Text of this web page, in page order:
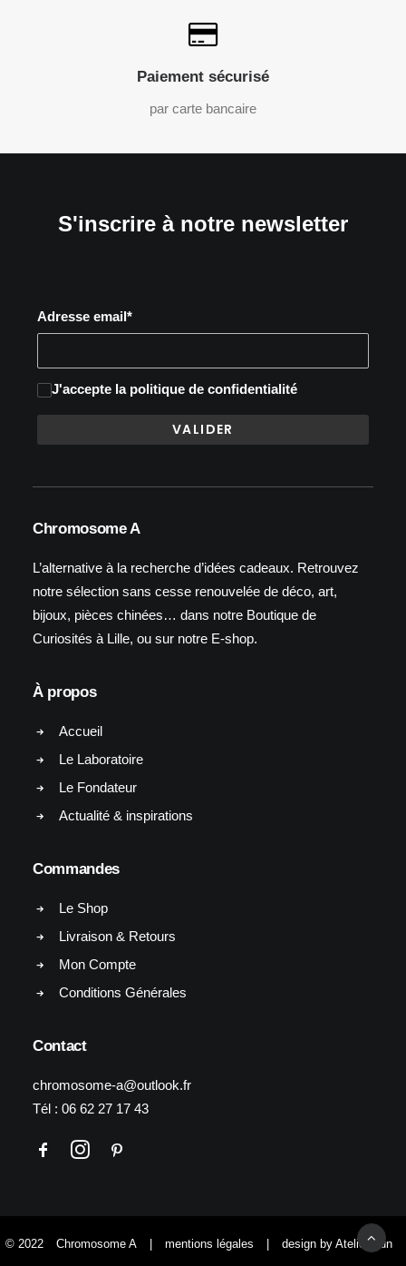
Paiement sécurisé
par carte bancaire
S'inscrire à notre newsletter
Adresse email*
J'accepte la politique de confidentialité
Chromosome A
L’alternative à la recherche d’idées cadeaux. Retrouvez
notre sélection sans cesse renouvelée de déco, art,
bijoux, pièces chinées… dans notre Boutique de
Curiosités à Lille, ou sur notre E-shop.
À propos
Accueil
Le Laboratoire
Le Fondateur
Actualité & inspirations
Commandes
Le Shop
Livraison & Retours
Mon Compte
Conditions Générales
Contact
chromosome-a@outlook.fr
Tél : 06 62 27 17 43
© 2022 Chromosome A mentions légales design by Atelier Yun